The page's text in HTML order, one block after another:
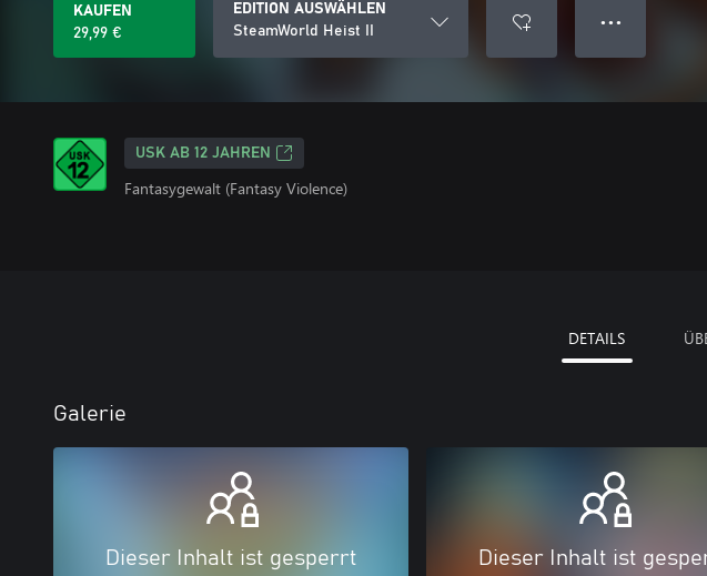
KAUFEN
29,99 €
EDITION AUSWÄHLEN
SteamWorld Heist II
● ● ●
USK AB 12 JAHREN
Fantasygewalt (Fantasy Violence)
DETAILS
Galerie
Dieser Inhalt ist gesperrt Dieser Inhalt ist